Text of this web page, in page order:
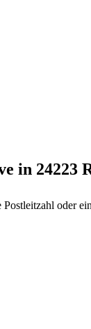
in 24223
Postleitzahl oder